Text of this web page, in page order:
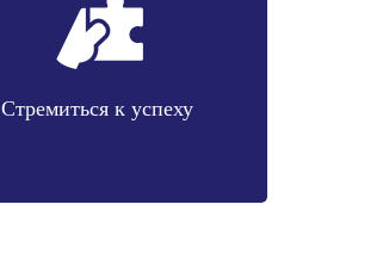
Стремиться к успеху